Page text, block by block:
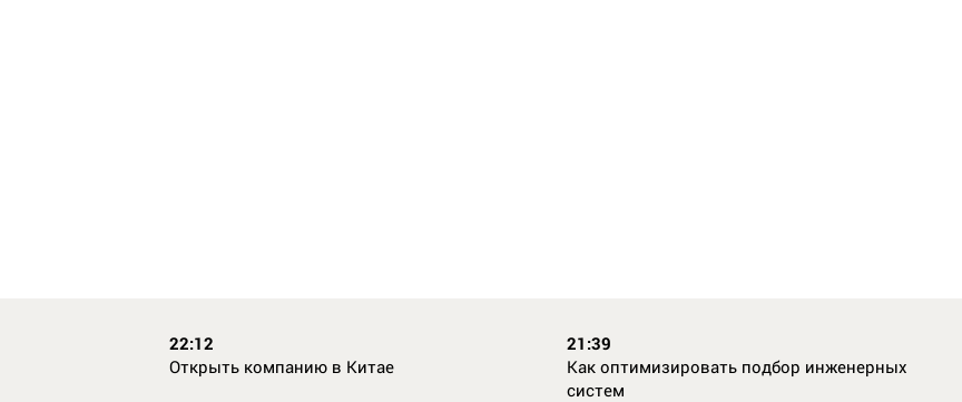
22:12
Открыть компанию в Китае
21:39
Как оптимизировать подбор инженерных
систем